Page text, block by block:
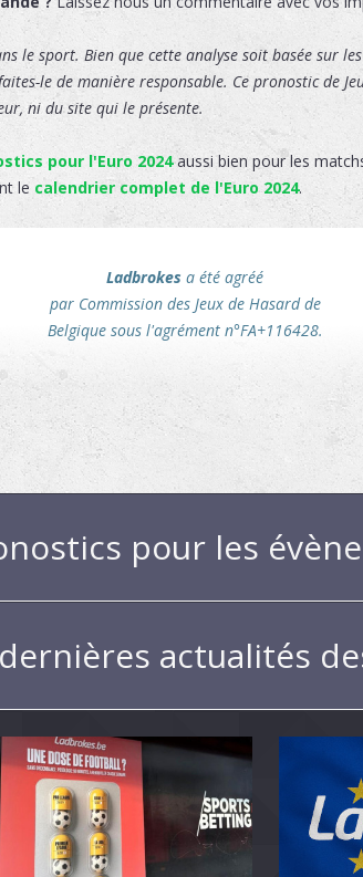
le sport. Bien que cette analyse soit basée sur
le de manière responsable. Ce pronostic de
ni du site qui le présente.
pour l'Euro 2024aussi bien pour les
le calendrier complet de l'Euro 2024.
Ladbrokes a été agréé
par Commission des Jeux de Hasard de
Belgique sous l'agrément n°FA+116428.
pour les
actualités